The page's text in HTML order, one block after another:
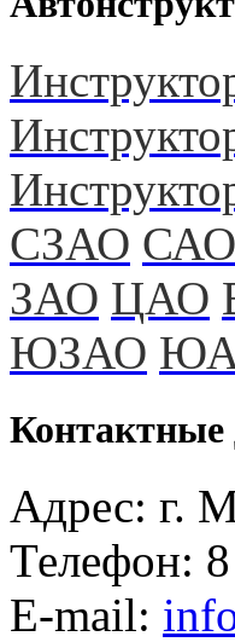
СЗАО САО
ЗАО ЦАО
ЮЗАО
Контактные
Адрес: г.
Телефон:
E-mail: